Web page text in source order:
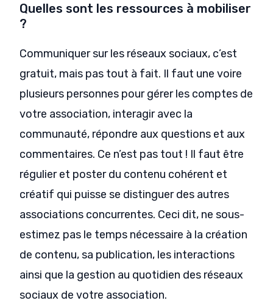
Quelles sont les ressources à mobiliser
?
Communiquer sur les réseaux sociaux, c’est
gratuit, mais pas tout à fait. Il faut une voire
plusieurs personnes pour gérer les comptes de
votre association, interagir avec la
communauté, répondre aux questions et aux
commentaires. Ce n’est pas tout ! Il faut être
régulier et poster du contenu cohérent et
créatif qui puisse se distinguer des autres
associations concurrentes. Ceci dit, ne sous-
estimez pas le temps nécessaire à la création
de contenu, sa publication, les interactions
ainsi que la gestion au quotidien des réseaux
sociaux de votre association.